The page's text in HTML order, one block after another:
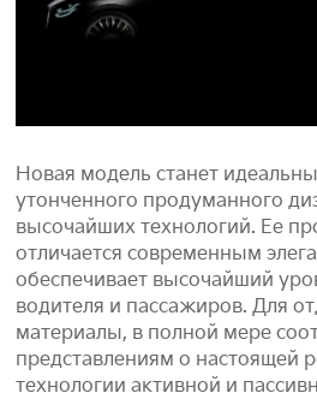
Новая модель станет
утонченного продуманного
высочайших технологий. Ее
отличается современным
обеспечивает высочайший
водителя и пассажиров. Для
материалы, в полной мере
представлениям о настоящей
технологии активной и